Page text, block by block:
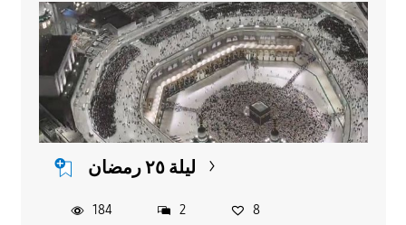
ليلة ٢٥ رمضان
184 2 8